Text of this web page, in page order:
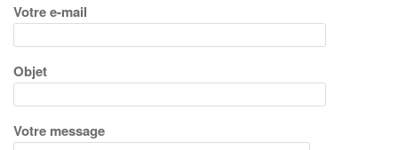
Votre e-mail
Objet
Votre message